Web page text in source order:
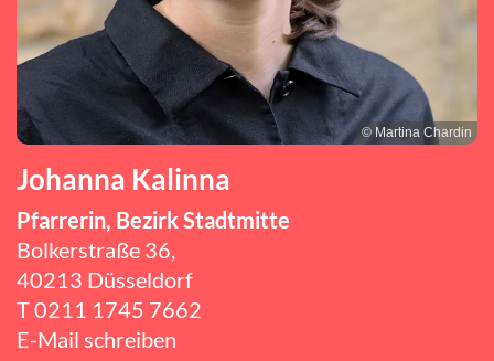
© Martina Chardin
Johanna Kalinna
Pfarrerin, Bezirk Stadtmitte
Bolkerstraße 36,
40213 Düsseldorf
T0211 1745 7662
E-Mail schreiben